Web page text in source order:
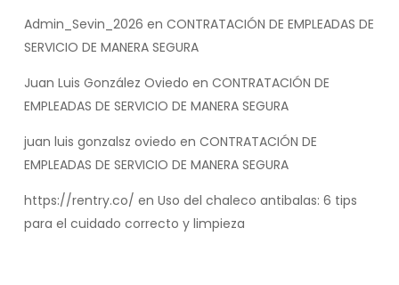
Admin_Sevin_2026 en CONTRATACIÓN DE EMPLEADAS DE
SERVICIO DE MANERA SEGURA
Juan Luis González Oviedo en CONTRATACIÓN DE
EMPLEADAS DE SERVICIO DE MANERA SEGURA
juan luis gonzalsz oviedo en CONTRATACIÓN DE
EMPLEADAS DE SERVICIO DE MANERA SEGURA
https://rentry.co/ en Uso del chaleco antibalas: 6 tips
para el cuidado correcto y limpieza